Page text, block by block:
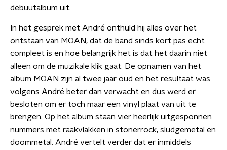
debuutalbum uit.
In het gesprek met André onthuld hij alles over het
ontstaan van MOAN, dat de band sinds kort pas echt
compleet is en hoe belangrijk het is dat het daarin niet
alleen om de muzikale klik gaat. De opnamen van het
album MOAN zijn al twee jaar oud en het resultaat was
volgens André beter dan verwacht en dus werd er
besloten om er toch maar een vinyl plaat van uit te
brengen. Op het album staan vier heerlijk uitgesponnen
nummers met raakvlakken in stonerrock, sludgemetal en
doommetal. André vertelt verder dat er inmiddels